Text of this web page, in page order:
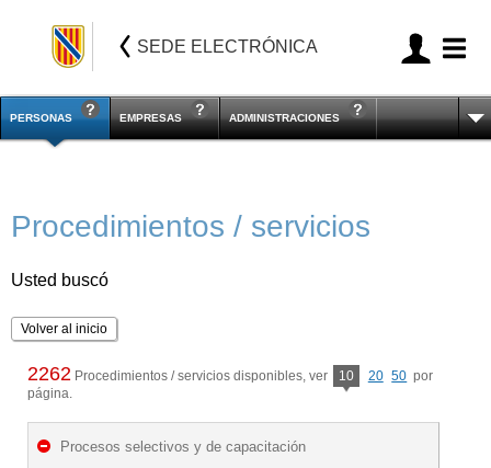
SEDE ELECTRÓNICA
PERSONAS EMPRESAS ADMINISTRACIONES
Procedimientos / servicios
Usted buscó
Volver al inicio
2262 Procedimientos / servicios disponibles, ver 10 20 50 por
página.
Procesos selectivos y de capacitación